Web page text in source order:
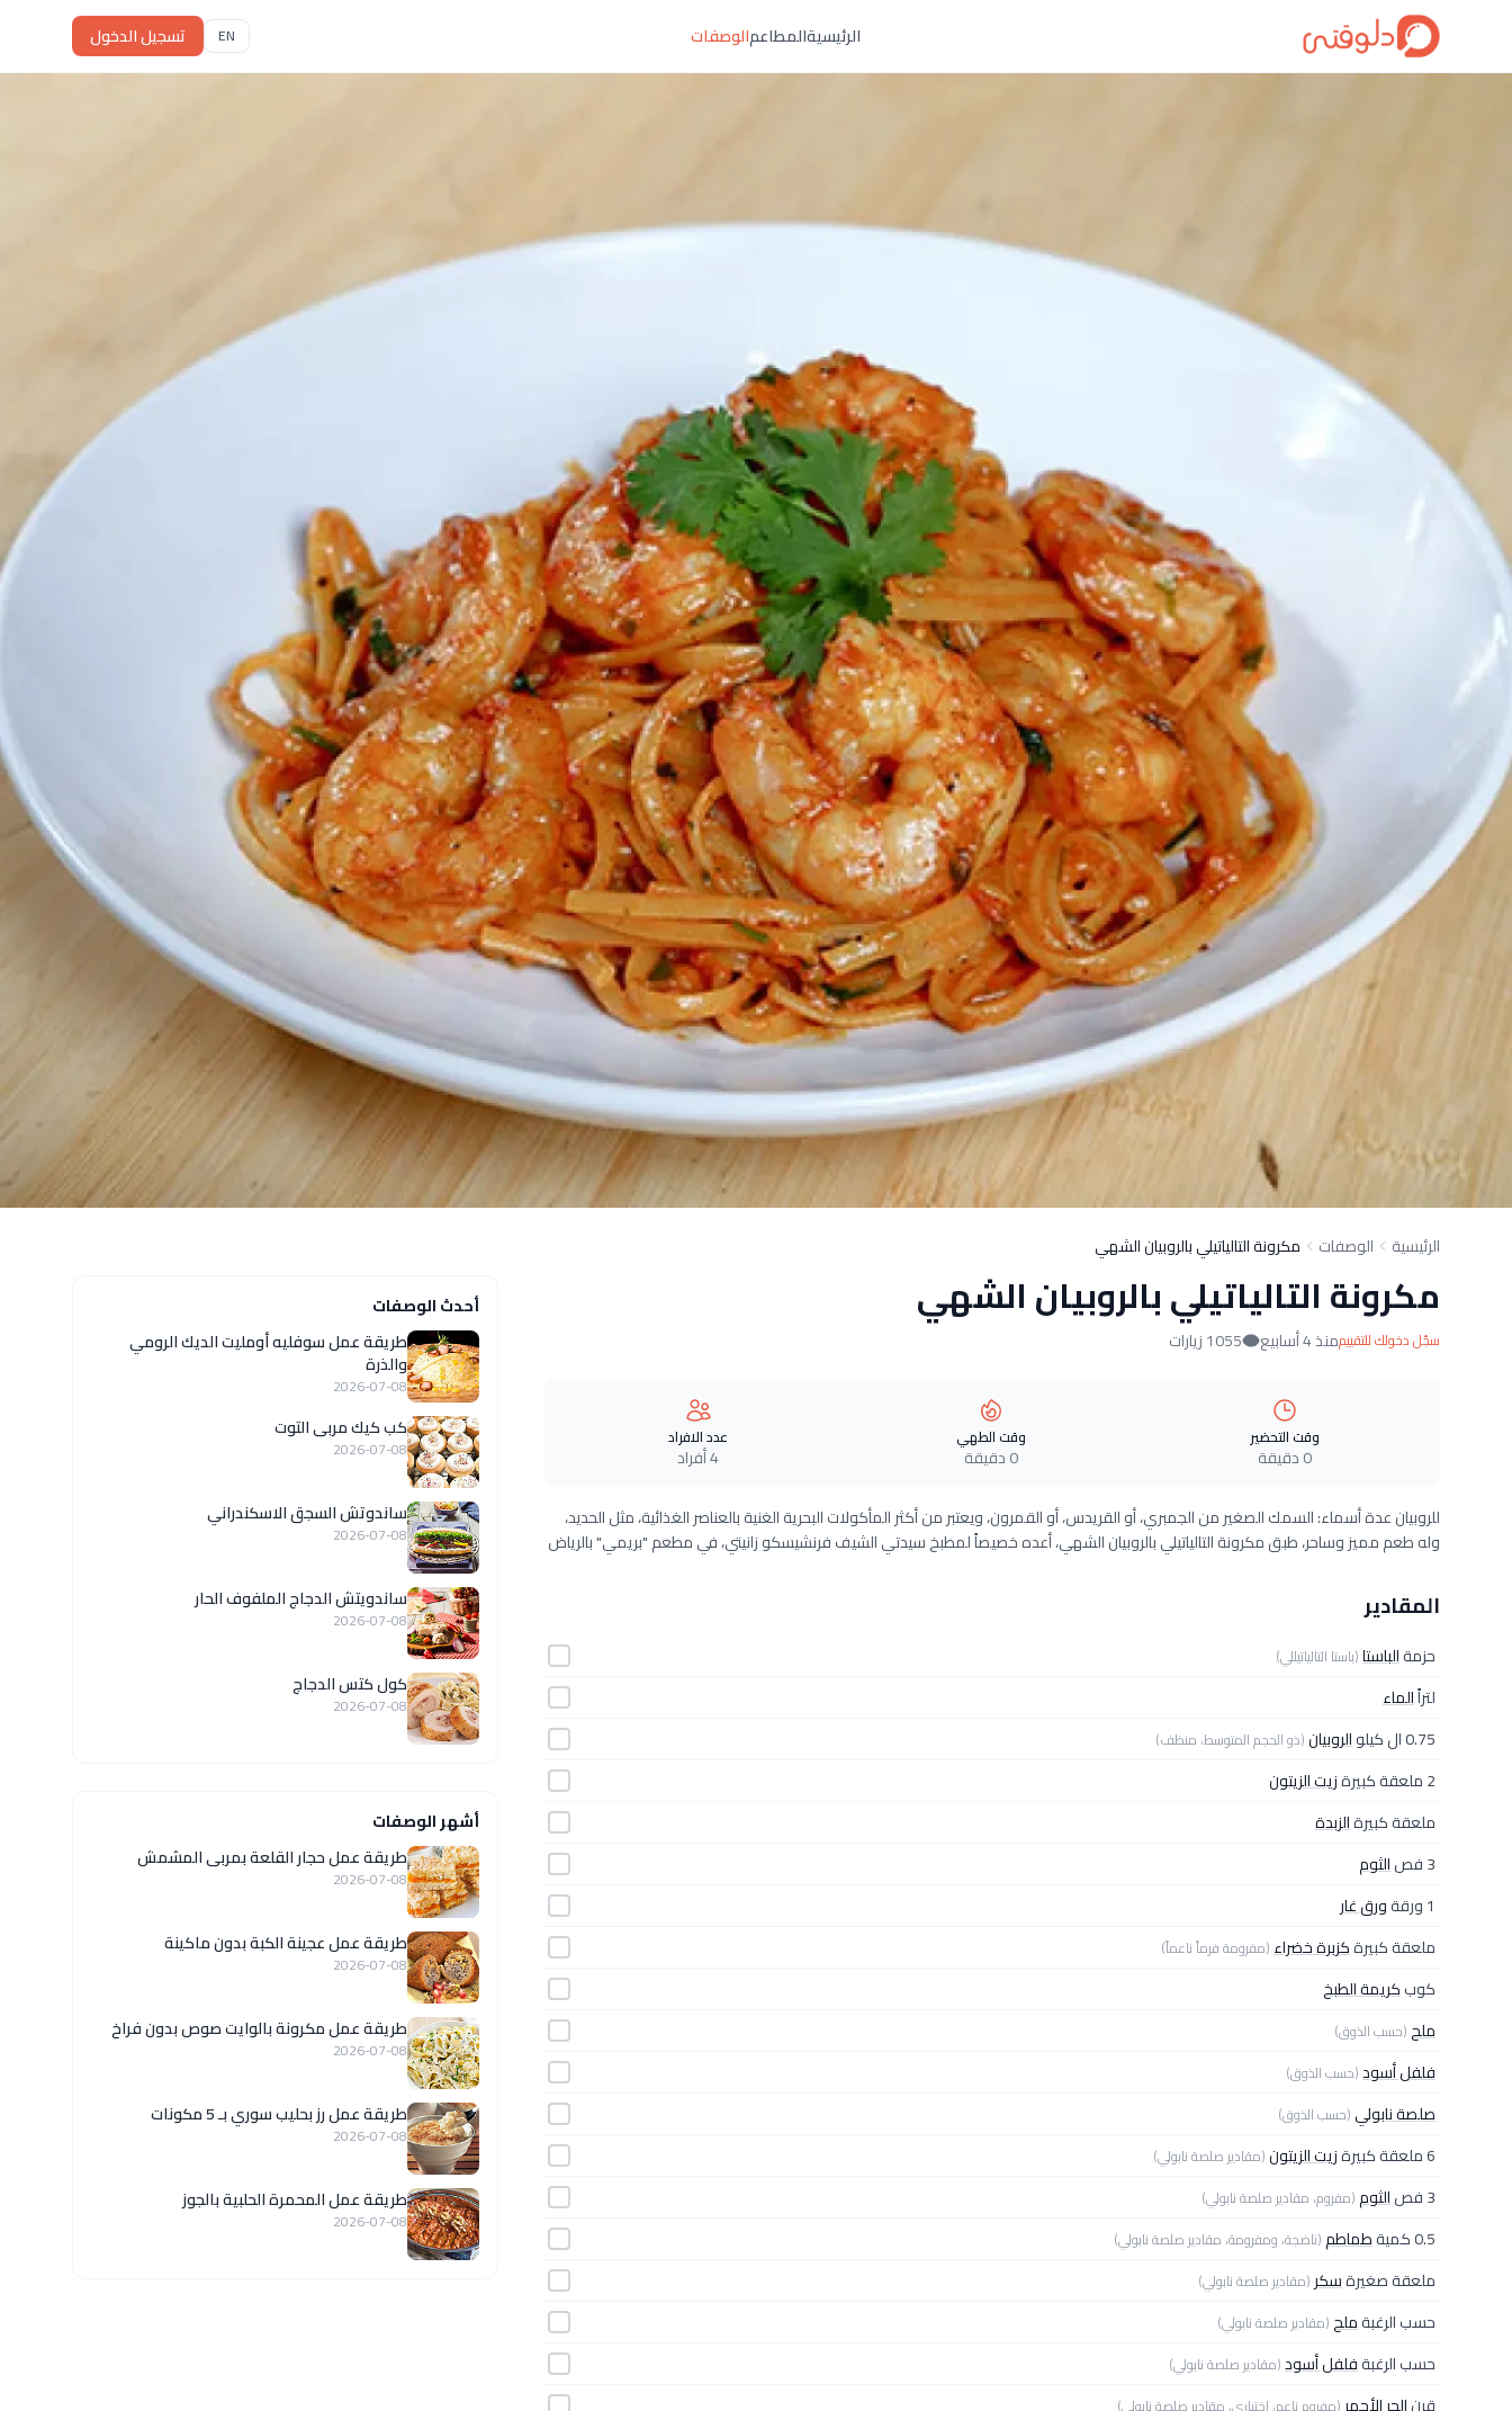
الرئيسيةالمطاعمالوصفات EN تسجيل الدخول
الرئيسية الوصفات مكرونة التالياتيلي بالروبيان الشهي
مكرونة التالياتيلي بالروبيان الشهي
سجّل دخولك للتقييممنذ 4 أسابيع 1055 زيارات
وقت التحضير
0 دقيقة
وقت الطهي
0 دقيقة
عدد الافراد
4 أفراد
للروبيان عدة أسماء: السمك الصغير من الجمبري، أو القريدس، أو القمرون، ويعتبر من أكثر المأكولات البحرية الغنية بالعناصر الغذائية، مثل الحديد،
وله طعم مميز وساحر، طبق مكرونة التالياتيلي بالروبيان الشهي، أعده خصيصاً لمطبخ سيدتي الشيف فرنشيسكو زانيتي، في مطعم "بريمي" بالرياض
المقادير
حزمةالباستا(باستا التالياتيللي)
لتراًالماء
0.75 ال كيلو
الروبيان(ذو الحجم المتوسط، منظف)
2 ملعقة كبيرة
زيت الزيتون
ملعقة كبيرةالزبدة
3 فص
الثوم
1 ورقة
ورق غار
ملعقة كبيرةكزبرة خضراء(مفرومة فرماً ناعماً)
كوبكريمة الطبخ
ملح(حسب الذوق)
فلفل أسود(حسب الذوق)
صلصة نابولي (حسب الذوق)
6 ملعقة كبيرة زيت الزيتون(مقادير صلصة نابولي)
3 فص الثوم(مفروم، مقادير صلصة نابولي)
0.5 كمية طماطم(ناضجة، ومفرومة، مقادير صلصة نابولي)
ملعقة صغيرةسكر (مقادير صلصة نابولي)
حسب الرغبةملح(مقادير صلصة نابولي)
حسب الرغبةفلفل أسود(مقادير صلصة نابولي)
أحدث الوصفات
طريقة عمل سوفليه أومليت الديك الرومي
والذرة
2026-07-08
كب كيك مربى التوت
2026-07-08
ساندوتش السجق الاسكندراني
2026-07-08
ساندويتش الدجاج الملفوف الحار
2026-07-08
كول كتس الدجاج
2026-07-08
أشهر الوصفات
طريقة عمل حجار القلعة بمربى المشمش
2026-07-08
طريقة عمل عجينة الكبة بدون ماكينة
2026-07-08
طريقة عمل مكرونة بالوايت صوص بدون فراخ
2026-07-08
طريقة عمل رز بحليب سوري بـ 5 مكونات
2026-07-08
طريقة عمل المحمرة الحلبية بالجوز
2026-07-08